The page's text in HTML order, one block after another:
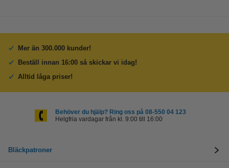
Mer än 300.000 kunder!
Beställ innan 16:00 så skickar vi idag!
Alltid låga priser!
Behöver du hjälp? Ring oss på 08-550 04 123
Helgfria vardagar från kl. 9:00 till 16:00
Bläckpatroner